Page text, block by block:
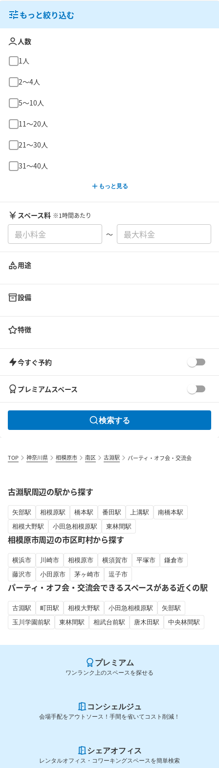
もっと絞り込む
人数
1人
2〜4人
5〜10人
11〜20人
21〜30人
31〜40人
もっと見る
スペース料 ※1時間あたり
〜
用途
設備
特徴
今すぐ予約
プレミアムスペース
検索する
TOP 神奈川県 相模原市 南区 古淵駅 パーティ・オフ会・交流会
古淵駅周辺の駅から探す
矢部駅 相模原駅 橋本駅 番田駅 上溝駅
南橋本駅
相模大野駅
小田急相模原駅 東林間駅
相模原市周辺の市区町村から探す
横浜市 川崎市 相模原市 横須賀市 平塚市
鎌倉市
藤沢市
小田原市 茅ヶ崎市 逗子市
パーティ・オフ会・交流会できるスペースがある近くの駅
古淵駅 町田駅 相模大野駅 小田急相模原駅
矢部駅
玉川学園前駅
東林間駅 相武台前駅 唐木田駅 中央林間駅
プレミアム
ワンランク上のスペースを探せる
コンシェルジュ
会場手配をアウトソース！手間を省いてコスト削減！
シェアオフィス
レンタルオフィス・コワーキングスペースを簡単検索